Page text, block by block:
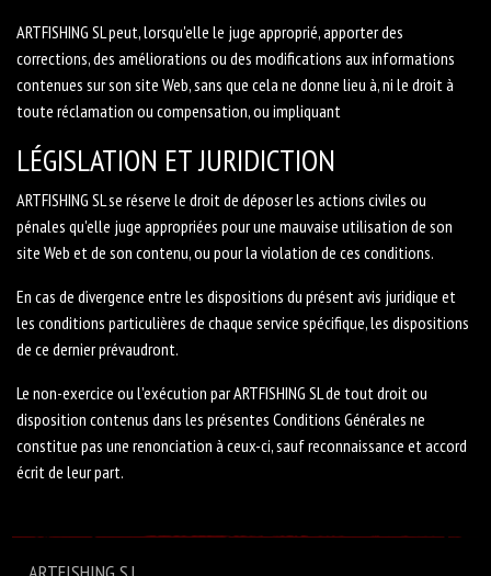
ARTFISHING SL peut, lorsqu'elle le juge approprié, apporter des
corrections, des améliorations ou des modifications aux informations
contenues sur son site Web, sans que cela ne donne lieu à, ni le droit à
toute réclamation ou compensation, ou impliquant
LÉGISLATION ET JURIDICTION
ARTFISHING SL se réserve le droit de déposer les actions civiles ou
pénales qu'elle juge appropriées pour une mauvaise utilisation de son
site Web et de son contenu, ou pour la violation de ces conditions.
En cas de divergence entre les dispositions du présent avis juridique et
les conditions particulières de chaque service spécifique, les dispositions
de ce dernier prévaudront.
Le non-exercice ou l'exécution par ARTFISHING SL de tout droit ou
disposition contenus dans les présentes Conditions Générales ne
constitue pas une renonciation à ceux-ci, sauf reconnaissance et accord
écrit de leur part.